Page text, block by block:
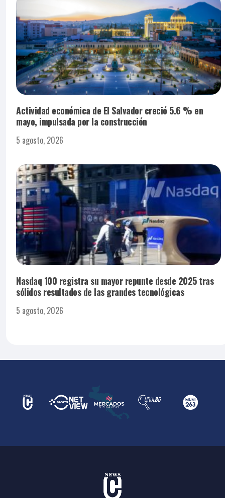
Actividad económica de El Salvador creció 5.6 % en
mayo, impulsada por la construcción
5 agosto, 2026
Nasdaq 100 registra su mayor repunte desde 2025 tras
sólidos resultados de las grandes tecnológicas
5 agosto, 2026